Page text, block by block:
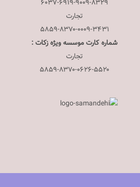
۶۰۳۷-۶۹۱۹-۹۰۰۹-۸۳۲۹
تجارت
۵۸۵۹-۸۳۷۰-۰۰۰۹-۳۴۳۱
شماره کارت موسسه ویژه زکات :
تجارت
۵۸۵۹-۸۳۷۰-۰۶۲۶-۵۵۲۰